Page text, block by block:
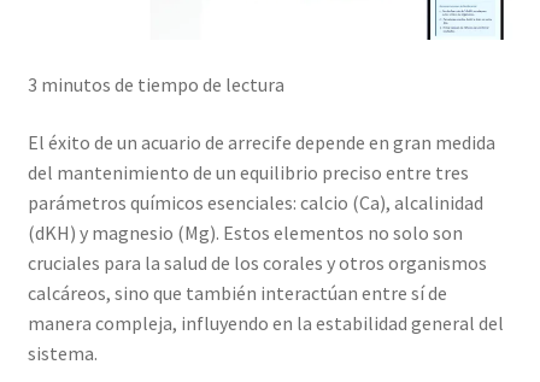
3 minutos de tiempo de lectura
El éxito de un acuario de arrecife depende en gran medida
del mantenimiento de un equilibrio preciso entre tres
parámetros químicos esenciales: calcio (Ca), alcalinidad
(dKH) y magnesio (Mg). Estos elementos no solo son
cruciales para la salud de los corales y otros organismos
calcáreos, sino que también interactúan entre sí de
manera compleja, influyendo en la estabilidad general del
sistema.